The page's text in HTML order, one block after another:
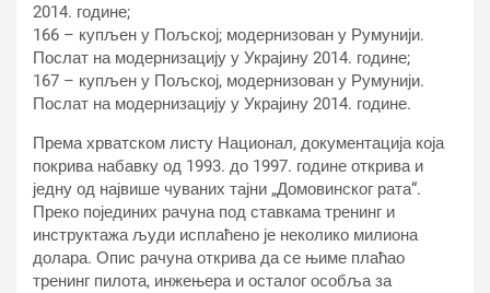
2014. године;
166 – купљен у Пољској; модернизован у Румунији.
Послат на модернизацију у Украјину 2014. године;
167 – купљен у Пољској, модернизован у Румунији.
Послат на модернизацију у Украјину 2014. године.
Према хрватском листу Национал, документација која
покрива набавку од 1993. до 1997. године открива и
једну од највише чуваних тајни „Домовинског рата“.
Преко појединих рачуна под ставкама тренинг и
инструктажа људи исплаћено је неколико милиона
долара. Опис рачуна открива да се њиме плаћао
тренинг пилота, инжењера и осталог особља за